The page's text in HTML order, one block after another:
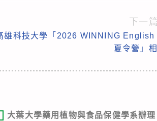
下一
雄科技大學「2026 WINNING English
夏令營」
大葉大學藥用植物與食品保健學系辦理